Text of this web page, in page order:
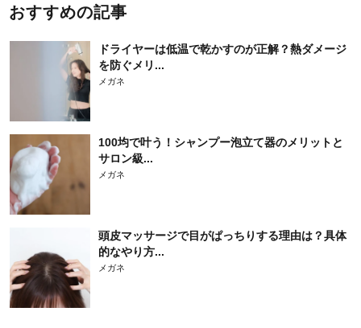
おすすめの記事
ドライヤーは低温で乾かすのが正解？熱ダメージ
を防ぐメリ...
メガネ
100均で叶う！シャンプー泡立て器のメリットと
サロン級...
メガネ
頭皮マッサージで目がぱっちりする理由は？具体
的なやり方...
メガネ